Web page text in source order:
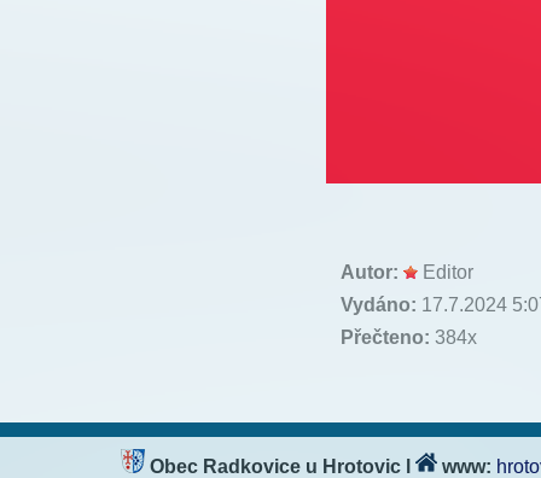
Autor:
Editor
Vydáno: 17.7.2024
Přečteno: 384x
Obec Radkovice u Hrotovic www: